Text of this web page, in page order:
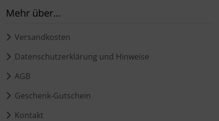
Mehr über...
Versandkosten
Datenschutzerklärung und Hinweise
AGB
Geschenk-Gutschein
Kontakt